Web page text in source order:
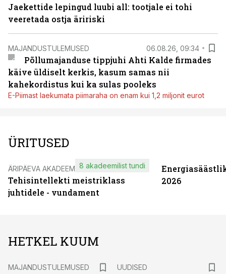
Jaekettide lepingud luubi all: tootjale ei tohi
veeretada ostja äririski
MAJANDUSTULEMUSED 06.08.26, 09:34
Põllumajanduse tippjuhi Ahti Kalde firmades
käive üldiselt kerkis, kasum samas nii
kahekordistus kui ka sulas pooleks
E-Piimast laekumata piimaraha on enam kui 1,2 miljonit eurot
ÜRITUSED
ÄRIPÄEVA AKADEEMIA
Tehisintellekti meistriklass
juhtidele - vundament
8 akadeemilist tundi
2026
HETKEL KUUM
MAJANDUSTULEMUSED
UUDISED